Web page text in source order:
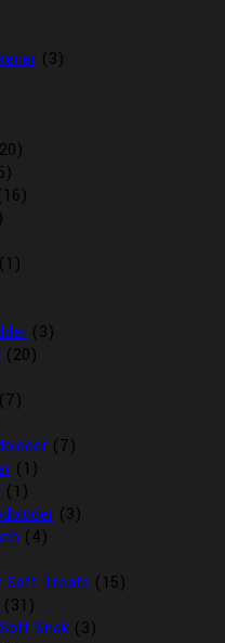
(3)
(1)
(3)
(20)
(7)
(7)
(1)
(1)
(3)
(4)
Soft Treats (15)
(31)
Snak (3)